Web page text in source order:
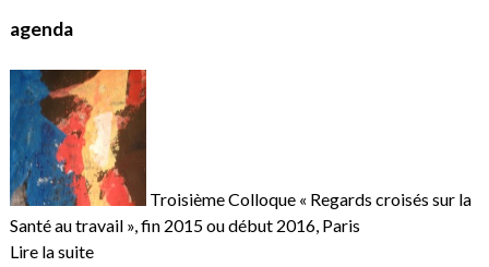
agenda
Troisième Colloque « Regards croisés sur la
Santé au travail », fin 2015 ou début 2016, Paris
Lire la suite